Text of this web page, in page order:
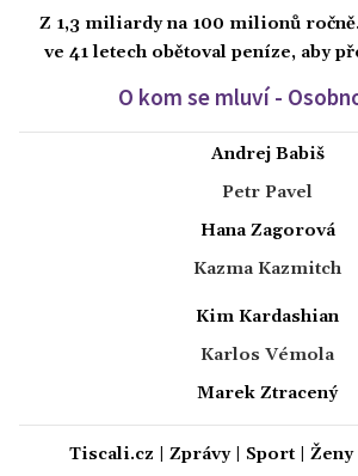
Z 1,3 miliardy na 100 milionů
ve 41 letech obětoval peníze, aby
O kom se mluví -
Andrej Babiš
Petr Pavel
Hana Zagorová
Kazma Kazmitch
Kim Kardashian
Karlos Vémola
Marek Ztracený
Tiscali.cz Zprávy| Sport| Ženy|